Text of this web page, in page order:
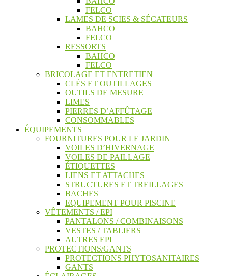
FELCO
LAMES DE SCIES & SÉCATEURS
BAHCO
FELCO
RESSORTS
BAHCO
FELCO
BRICOLAGE ET ENTRETIEN
CLÉS ET OUTILLAGES
OUTILS DE MESURE
LIMES
PIERRES D’AFFÛTAGE
CONSOMMABLES
ÉQUIPEMENTS
FOURNITURES POUR LE JARDIN
VOILES D’HIVERNAGE
VOILES DE PAILLAGE
ÉTIQUETTES
LIENS ET ATTACHES
STRUCTURES ET TREILLAGES
BACHES
EQUIPEMENT POUR PISCINE
VÊTEMENTS / EPI
PANTALONS / COMBINAISONS
VESTES / TABLIERS
AUTRES EPI
PROTECTIONS/GANTS
PROTECTIONS PHYTOSANITAIRES
GANTS